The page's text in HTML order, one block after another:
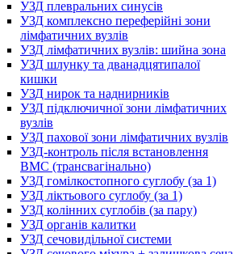
УЗД плевральних синусів
УЗД комплексно переферійні зони
лімфатичних вузлів
УЗД лімфатичних вузлів: шийна зона
УЗД шлунку та дванадцятипалої
кишки
УЗД нирок та наднирників
УЗД підключичної зони лімфатичних
вузлів
УЗД пахової зони лімфатичних вузлів
УЗД-контроль після встановлення
ВМС (трансвагінально)
УЗД гомілкостопного суглобу (за 1)
УЗД ліктьового суглобу (за 1)
УЗД колінних суглобів (за пару)
УЗД органів калитки
УЗД сечовидільної системи